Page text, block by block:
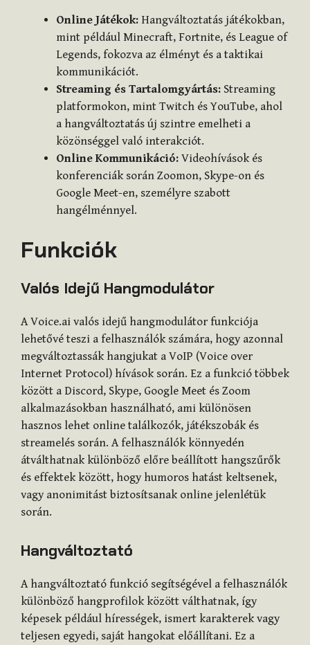
Online Játékok: Hangváltoztatás játékokban,
mint például Minecraft, Fortnite, és League of
Legends, fokozva az élményt és a taktikai
kommunikációt.
Streaming és Tartalomgyártás: Streaming
platformokon, mint Twitch és YouTube, ahol
a hangváltoztatás új szintre emelheti a
közönséggel való interakciót.
Online Kommunikáció: Videohívások és
konferenciák során Zoomon, Skype-on és
Google Meet-en, személyre szabott
hangélménnyel.
Funkciók
Valós Idejű Hangmodulátor
A Voice.ai valós idejű hangmodulátor funkciója
lehetővé teszi a felhasználók számára, hogy azonnal
megváltoztassák hangjukat a VoIP (Voice over
Internet Protocol) hívások során. Ez a funkció többek
között a Discord, Skype, Google Meet és Zoom
alkalmazásokban használható, ami különösen
hasznos lehet online találkozók, játékszobák és
streamelés során. A felhasználók könnyedén
átválthatnak különböző előre beállított hangszűrők
és effektek között, hogy humoros hatást keltsenek,
vagy anonimitást biztosítsanak online jelenlétük
során.
Hangváltoztató
A hangváltoztató funkció segítségével a felhasználók
különböző hangprofilok között válthatnak, így
képesek például hírességek, ismert karakterek vagy
teljesen egyedi, saját hangokat előállítani. Ez a